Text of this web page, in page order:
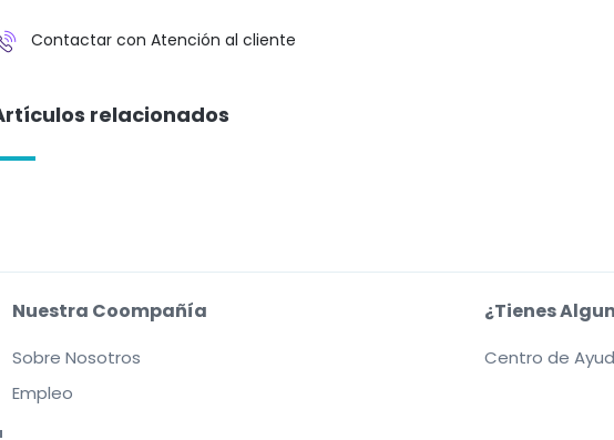
Contactar con Atención al cliente
relacionados
Nuestra Coompañía
Sobre Nosotros
Empleo
¿Tienes
Centro de